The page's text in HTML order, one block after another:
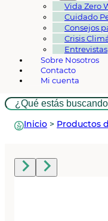
Vida Zero
Cuidado
Consejos
Crisis
Entrevistas
Sobre Nosotros
Contacto
Mi cuenta
Buscar
Inicio > Productos